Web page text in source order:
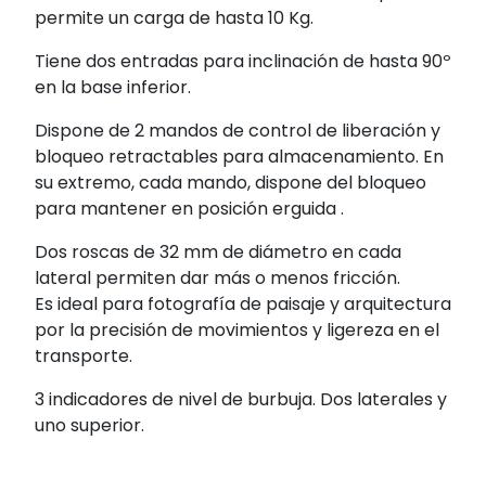
permite un carga de hasta 10 Kg.
Tiene dos entradas para inclinación de hasta 90º
en la base inferior.
Dispone de 2 mandos de control de liberación y
bloqueo retractables para almacenamiento. En
su extremo, cada mando, dispone del bloqueo
para mantener en posición erguida .
Dos roscas de 32 mm de diámetro en cada
lateral permiten dar más o menos fricción.
Es ideal para fotografía de paisaje y arquitectura
por la precisión de movimientos y ligereza en el
transporte.
3 indicadores de nivel de burbuja. Dos laterales y
uno superior.